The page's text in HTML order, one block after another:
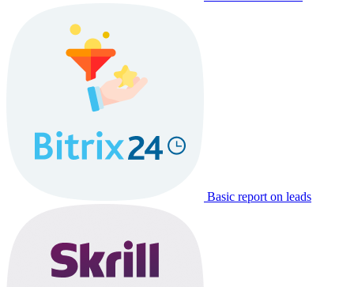
Basic report on leads